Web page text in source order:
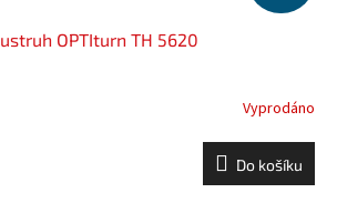
OPTIturn TH 5620
Vyprodáno
Do košíku